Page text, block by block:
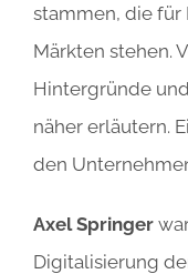
stammen, die für
Märkten stehen.
Hintergründe
näher erläutern.
den
Axel Springer
Digitalisierung